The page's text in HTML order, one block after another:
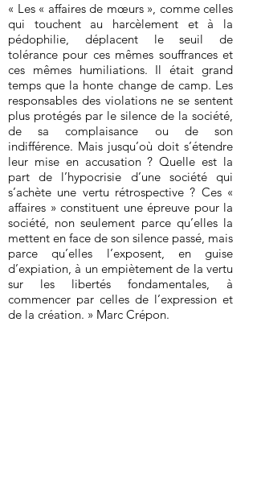
« Les « affaires de mœurs », comme celles
qui touchent au harcèlement et à la
pédophilie, déplacent le seuil de
tolérance pour ces mêmes souffrances et
ces mêmes humiliations. Il était grand
temps que la honte change de camp. Les
responsables des violations ne se sentent
plus protégés par le silence de la société,
de sa complaisance ou de son
indifférence. Mais jusqu’où doit s’étendre
leur mise en accusation ? Quelle est la
part de l’hypocrisie d’une société qui
s’achète une vertu rétrospective ? Ces «
affaires » constituent une épreuve pour la
société, non seulement parce qu’elles la
mettent en face de son silence passé, mais
parce qu’elles l’exposent, en guise
d’expiation, à un empiètement de la vertu
sur les libertés fondamentales, à
commencer par celles de l’expression et
de la création. » Marc Crépon.